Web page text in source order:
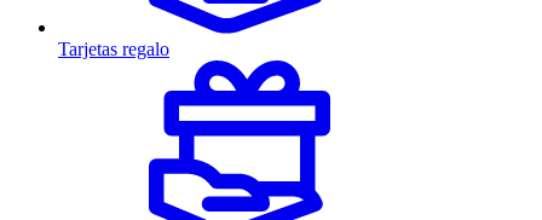
Tarjetas regalo